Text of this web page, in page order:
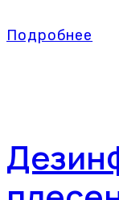
Подробнее